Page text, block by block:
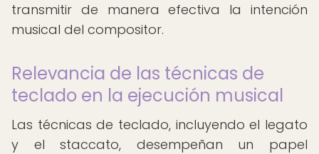
transmitir de manera efectiva la intención
musical del compositor.
Relevancia de las técnicas de
teclado en la ejecución musical
Las técnicas de teclado, incluyendo el legato
y el staccato, desempeñan un papel